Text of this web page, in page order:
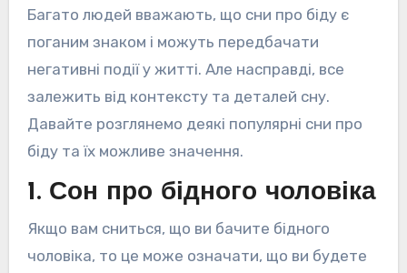
Багато людей вважають, що сни про біду є
поганим знаком і можуть передбачати
негативні події у житті. Але насправді, все
залежить від контексту та деталей сну.
Давайте розглянемо деякі популярні сни про
біду та їх можливе значення.
1. Сон про бідного чоловіка
Якщо вам сниться, що ви бачите бідного
чоловіка, то це може означати, що ви будете